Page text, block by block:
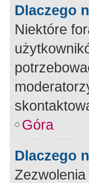
Dlaczego
Niektóre
Góra
Dlaczego